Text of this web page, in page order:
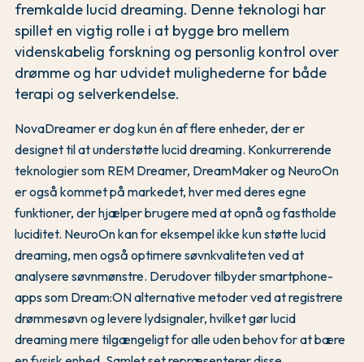
fremkalde lucid dreaming. Denne teknologi har
spillet en vigtig rolle i at bygge bro mellem
videnskabelig forskning og personlig kontrol over
drømme og har udvidet mulighederne for både
terapi og selverkendelse.
NovaDreamer er dog kun én af flere enheder, der er
designet til at understøtte lucid dreaming. Konkurrerende
teknologier som REM Dreamer, DreamMaker og NeuroOn
er også kommet på markedet, hver med deres egne
funktioner, der hjælper brugere med at opnå og fastholde
luciditet. NeuroOn kan for eksempel ikke kun støtte lucid
dreaming, men også optimere søvnkvaliteten ved at
analysere søvnmønstre. Derudover tilbyder smartphone-
apps som Dream:ON alternative metoder ved at registrere
drømmesøvn og levere lydsignaler, hvilket gør lucid
dreaming mere tilgængeligt for alle uden behov for at bære